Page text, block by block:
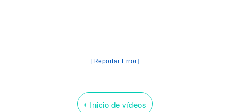
[Reportar Error]
‹ Inicio de vídeos